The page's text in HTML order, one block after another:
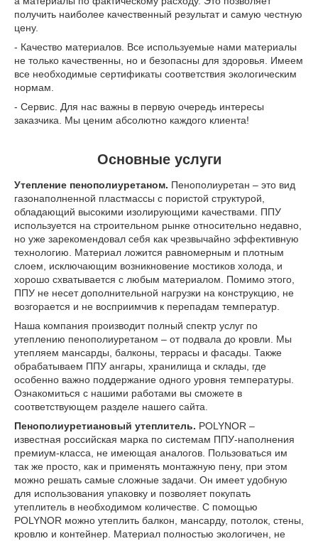
получить наиболее качественный результат и самую честную
цену.
- Качество материалов. Все используемые нами материалы
не только качественны, но и безопасны для здоровья. Имеем
все необходимые сертификаты соответствия экологическим
нормам.
- Сервис. Для нас важны в первую очередь интересы
заказчика. Мы ценим абсолютно каждого клиента!
Основные услуги
Утепление пенополиуретаном. Пенополиуретан – это вид
газонаполненной пластмассы с пористой структурой,
обладающий высокими изолирующими качествами. ППУ
используется на строительном рынке относительно недавно,
но уже зарекомендовал себя как чрезвычайно эффективную
технологию. Материал ложится равномерным и плотным
слоем, исключающим возникновение мостиков холода, и
хорошо схватывается с любым материалом. Помимо этого,
ППУ не несет дополнительной нагрузки на конструкцию, не
возгорается и не восприимчив к перепадам температур.
Наша компания производит полный спектр услуг по
утеплению пенополиуретаном – от подвала до кровли. Мы
утепляем мансарды, балконы, террасы и фасады. Также
обрабатываем ППУ ангары, хранилища и склады, где
особенно важно поддержание одного уровня температуры.
Ознакомиться с нашими работами вы сможете в
соответствующем разделе нашего сайта.
Пенополиуретиановый утеплитель. POLYNOR –
известная российская марка по системам ППУ-наполнения
премиум-класса, не имеющая аналогов. Пользоваться им
так же просто, как и применять монтажную пену, при этом
можно решать самые сложные задачи. Он имеет удобную
для использования упаковку и позволяет покупать
утеплитель в необходимом количестве. С помощью
POLYNOR можно утеплить балкон, мансарду, потолок, стены,
кровлю и контейнер. Материал полностью экологичен, не